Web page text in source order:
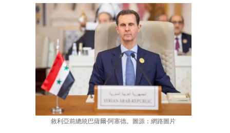
敘利亞前總統巴薩爾·阿塞德。圖源：網路圖片